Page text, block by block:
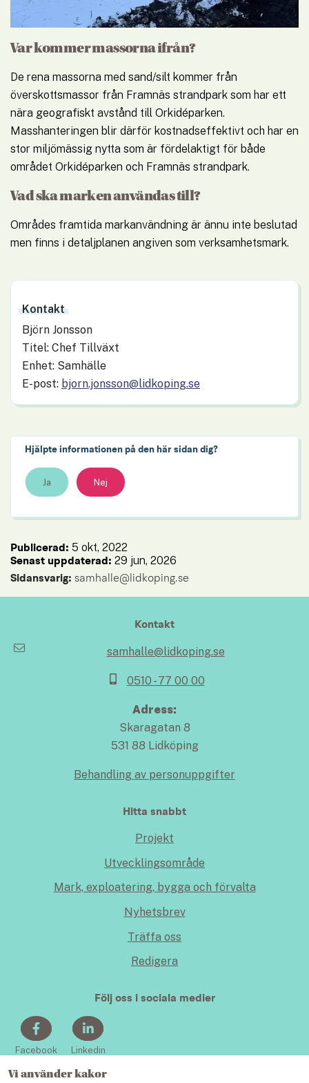
Vi använder kakor
Var kommer massorna ifrån?
De rena massorna med sand/silt kommer från
överskottsmassor från Framnäs strandpark som har ett
nära geografiskt avstånd till Orkidéparken.
Masshanteringen blir därför kostnadseffektivt och har en
stor miljömässig nytta som är fördelaktigt för både
området Orkidéparken och Framnäs strandpark.
Vad ska marken användas till?
Områdes framtida markanvändning är ännu inte beslutad
men finns i detaljplanen angiven som verksamhetsmark.
Kontakt
Björn Jonsson
Titel: Chef Tillväxt
Enhet: Samhälle
E-post: bjorn.jonsson@lidkoping.se
Hjälpte informationen på den här sidan dig?
Ja Nej
Publicerad: 5 okt, 2022
Senast uppdaterad: 29 jun, 2026
Sidansvarig: samhalle@lidkoping.se
Kontakt
samhalle@lidkoping.se
0510 - 77 00 00
Adress:
Skaragatan 8
531 88 Lidköping
Behandling av personuppgifter
Hitta snabbt
Projekt
Utvecklingsområde
Mark, exploatering, bygga och förvalta
Nyhetsbrev
Träffa oss
Redigera
Följ oss i sociala medier
Facebook Linkedin